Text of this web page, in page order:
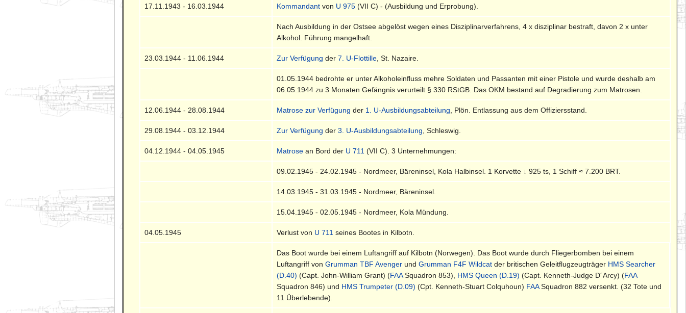
17.11.1943 - 16.03.1944 Kommandant von U 975 (VII C) - (Ausbildung und Erprobung).
Nach Ausbildung in der Ostsee abgelöst wegen eines Disziplinarverfahrens, 4 x disziplinar bestraft, davon 2 x unter
Alkohol. Führung mangelhaft.
23.03.1944 - 11.06.1944 Zur Verfügung der7. U-Flottille , St. Nazaire.
01.05.1944 bedrohte er unter Alkoholeinfluss mehre Soldaten und Passanten mit einer Pistole und wurde deshalb am
06.05.1944 zu 3 Monaten Gefängnis verurteilt § 330 RStGB. Das OKM bestand auf Degradierung zum Matrosen.
12.06.1944 - 28.08.1944 Matrose zur Verfügung der 1. U-Ausbildungsabteilung , Plön. Entlassung aus dem Offiziersstand.
29.08.1944 - 03.12.1944 Zur Verfügung der3. U-Ausbildungsabteilung , Schleswig.
04.12.1944 - 04.05.1945 Matrose an Bord der U 711 (VII C). 3 Unternehmungen:
09.02.1945 - 24.02.1945 - Nordmeer, Bäreninsel, Kola Halbinsel. 1 Korvette ↓ 925 ts, 1 Schiff ≈ 7.200 BRT.
14.03.1945 - 31.03.1945 - Nordmeer, Bäreninsel.
15.04.1945 - 02.05.1945 - Nordmeer, Kola Mündung.
04.05.1945 Verlust von U 711 seines Bootes in Kilbotn.
Das Boot wurde bei einem Luftangriff auf Kilbotn (Norwegen). Das Boot wurde durch Fliegerbomben bei einem
Luftangriff vonGrumman TBF Avenger undGrumman F4F Wildcat der britischen Geleitflugzeugträger HMS Searcher
(D.40) (Capt. John-William Grant) (FAASquadron 853), HMS Queen (D.19) (Capt. Kenneth-Judge D´Arcy) (FAA
Squadron 846) und HMS Trumpeter (D.09) (Cpt. Kenneth-Stuart Colquhoun) FAASquadron 882 versenkt. (32 Tote und
11 Überlebende).